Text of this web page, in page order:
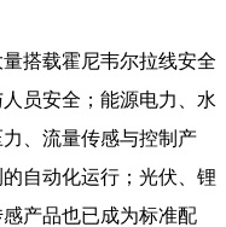
搭载霍尼韦尔拉线安全
员安全；能源电力、水
、流量传感与控制产
自动化运行；光伏、锂
产品也已成为标准配